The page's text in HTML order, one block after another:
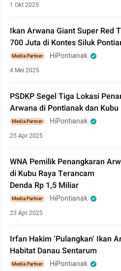
1 Okt 2025
Ikan Arwana Giant Super Red
700 Juta di Kontes Siluk
Media Partner HiPontianak
4 Mei 2025
PSDKP Segel Tiga Lokasi
Arwana di Pontianak dan Kubu
Media Partner HiPontianak
25 Apr 2025
WNA Pemilik Penangkaran
di Kubu Raya Terancam
Denda Rp 1,5 Miliar
Media Partner HiPontianak
23 Apr 2025
Irfan Hakim ‘Pulangkan’ Ikan
Habitat Danau Sentarum
Media Partner HiPontianak